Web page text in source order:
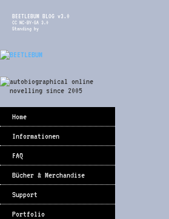
BEETLEBUM BLOG v3.0
CC NC-BY-SA 3.0
Standing by
Home
Informationen
FAQ
Bücher & Merchandise
Support
Portfolio